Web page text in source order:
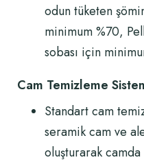
odun tüketen
minimum %70,
sobası için
Cam Temizleme
Standart cam
seramik cam ve
oluşturarak camda